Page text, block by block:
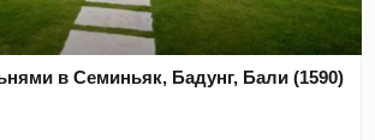
в Семиньяк, Бадунг, Бали (1590)